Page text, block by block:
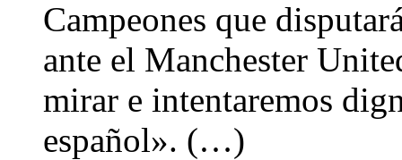
Campeones que
ante el Manchester
mirar e intentaremos
español». (…)